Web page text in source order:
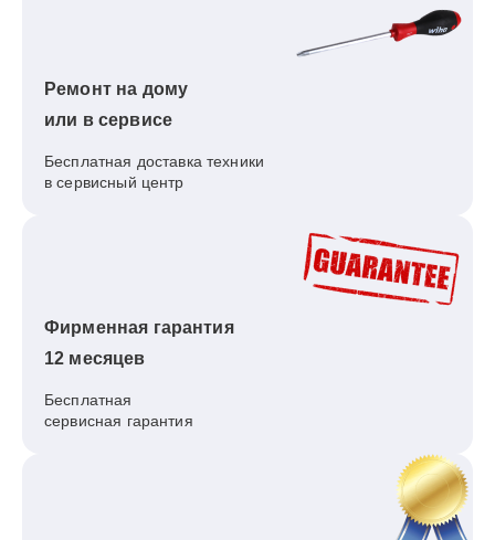
Ремонт на дому
или в сервисе
Бесплатная доставка техники
в сервисный центр
Фирменная гарантия
12 месяцев
Бесплатная
сервисная гарантия